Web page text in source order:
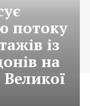
потоку
із
на